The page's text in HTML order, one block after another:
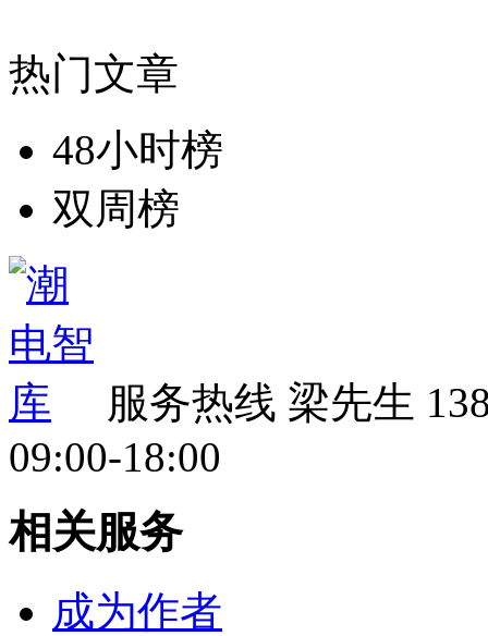
热门文章
48小时榜
双周榜
服务热线 梁先生
09:00-18:00
相关服务
成为作者